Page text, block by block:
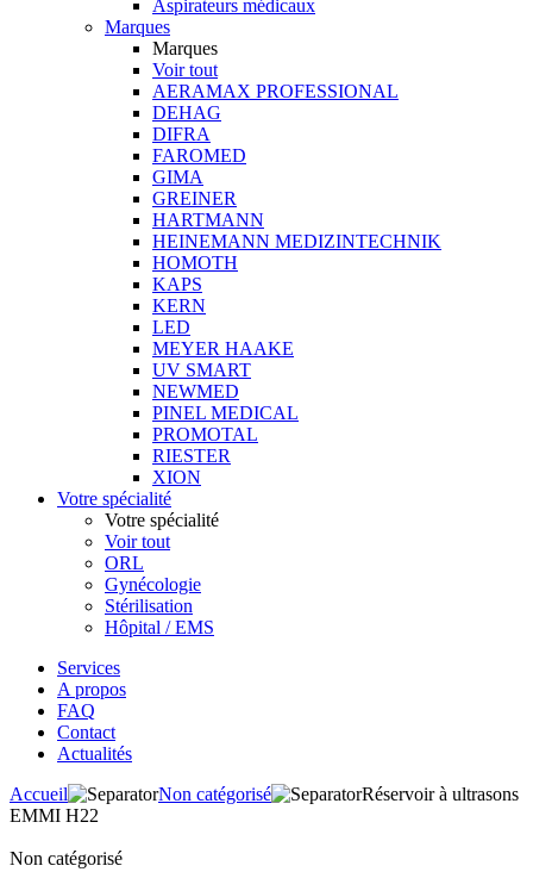
Aspirateurs médicaux
Marques
Marques
Voir tout
AERAMAX PROFESSIONAL
DEHAG
DIFRA
FAROMED
GIMA
GREINER
HARTMANN
HEINEMANN MEDIZINTECHNIK
HOMOTH
KAPS
KERN
LED
MEYER HAAKE
UV SMART
NEWMED
PINEL MEDICAL
PROMOTAL
RIESTER
XION
Votre spécialité
Votre spécialité
Voir tout
ORL
Gynécologie
Stérilisation
Hôpital / EMS
Services
A propos
FAQ
Contact
Actualités
Accueil
Non catégorisé
Réservoir à ultrasons
EMMI H22
Non catégorisé